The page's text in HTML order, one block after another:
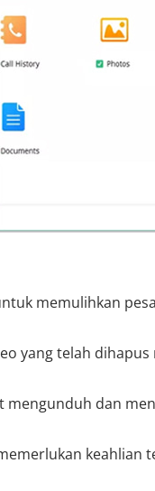
memulihkan
yang telah
mengunduh dan
keahlian